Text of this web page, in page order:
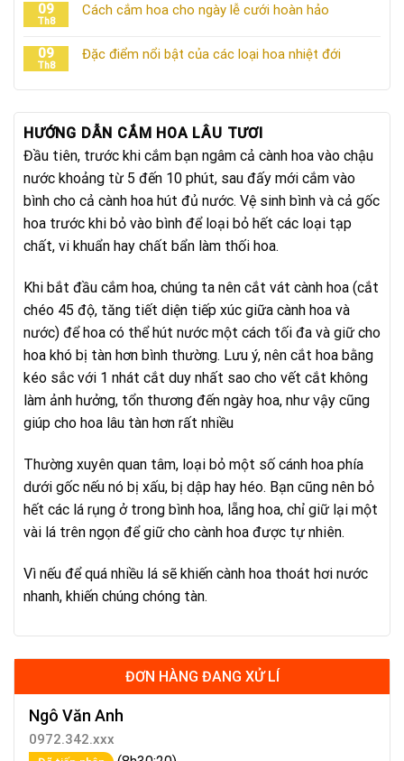
09
Th8
Cách cắm hoa cho ngày lễ cưới hoàn hảo
09
Th8
Đặc điểm nổi bật của các loại hoa nhiệt đới
HƯỚNG DẪN CẮM HOA LÂU TƯƠI
Đầu tiên, trước khi cắm bạn ngâm cả cành hoa vào chậu
nước khoảng từ 5 đến 10 phút, sau đấy mới cắm vào
bình cho cả cành hoa hút đủ nước. Vệ sinh bình và cả gốc
hoa trước khi bỏ vào bình để loại bỏ hết các loại tạp
chất, vi khuẩn hay chất bẩn làm thối hoa.
Khi bắt đầu cắm hoa, chúng ta nên cắt vát cành hoa (cắt
chéo 45 độ, tăng tiết diện tiếp xúc giữa cành hoa và
nước) để hoa có thể hút nước một cách tối đa và giữ cho
hoa khó bị tàn hơn bình thường. Lưu ý, nên cắt hoa bằng
kéo sắc với 1 nhát cắt duy nhất sao cho vết cắt không
làm ảnh hưởng, tổn thương đến ngày hoa, như vậy cũng
giúp cho hoa lâu tàn hơn rất nhiều
Thường xuyên quan tâm, loại bỏ một số cánh hoa phía
dưới gốc nếu nó bị xấu, bị dập hay héo. Bạn cũng nên bỏ
hết các lá rụng ở trong bình hoa, lẵng hoa, chỉ giữ lại một
vài lá trên ngọn để giữ cho cành hoa được tự nhiên.
Vì nếu để quá nhiều lá sẽ khiến cành hoa thoát hơi nước
nhanh, khiến chúng chóng tàn.
ĐƠN HÀNG ĐANG XỬ LÍ
Ngô Văn Anh
0972.342.xxx